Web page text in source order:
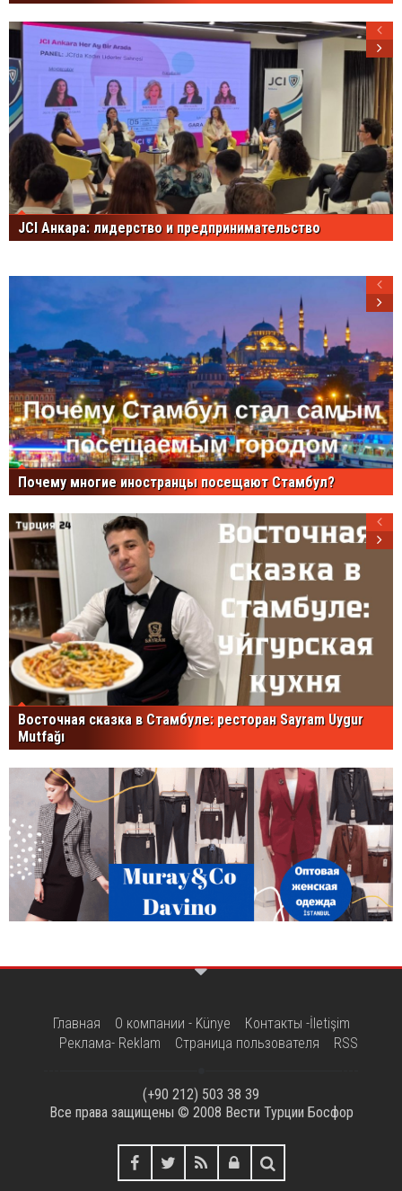
JCI Анкара: лидерство и предпринимательство
Почему многие иностранцы посещают Стамбул?
Восточная сказка в Стамбуле: ресторан Sayram Uygur
Mutfağı
Главная О компании - Künye
Контакты -İletişim
Реклама- Reklam
Страница пользователя RSS
(+90 212) 503 38 39
Все права защищены © 2008 Вести Турции Босфор